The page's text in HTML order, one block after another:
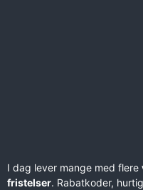
I dag lever mange med flere
fristelser. Rabatkoder,